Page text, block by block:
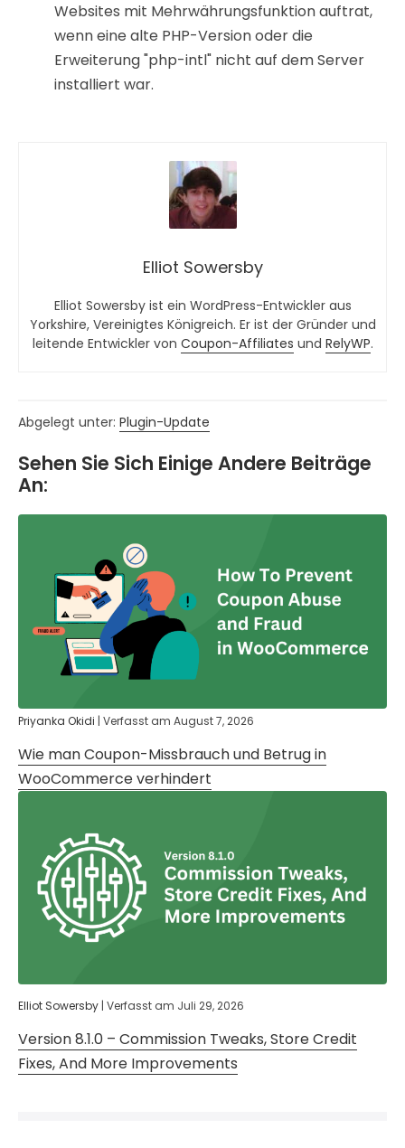
Websites mit Mehrwährungsfunktion auftrat,
wenn eine alte PHP-Version oder die
Erweiterung "php-intl" nicht auf dem Server
installiert war.
Elliot Sowersby
Elliot Sowersby ist ein WordPress-Entwickler aus
Yorkshire, Vereinigtes Königreich. Er ist der Gründer und
leitende Entwickler von Coupon-Affiliates und RelyWP.
Abgelegt unter: Plugin-Update
Sehen Sie Sich Einige Andere Beiträge
An:
Priyanka Okidi | Verfasst am August 7, 2026
Wie man Coupon-Missbrauch und Betrug in
WooCommerce verhindert
Elliot Sowersby | Verfasst am Juli 29, 2026
Version 8.1.0 – Commission Tweaks, Store Credit
Fixes, And More Improvements